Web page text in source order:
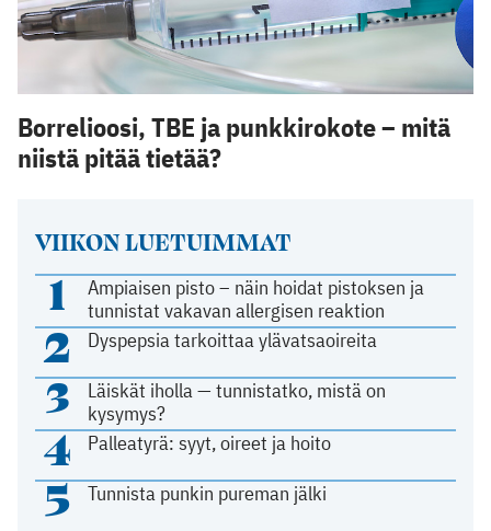
VIIKON LUETUIMMAT
1
Ampiaisen pisto – näin hoidat pistoksen ja
tunnistat vakavan allergisen reaktion
2 Dyspepsia tarkoittaa ylävatsaoireita
3
Läiskät iholla — tunnistatko, mistä on
kysymys?
4 Palleatyrä: syyt, oireet ja hoito
5 Tunnista punkin pureman jälki
Borrelioosi, TBE ja punkkirokote – mitä
niistä pitää tietää?